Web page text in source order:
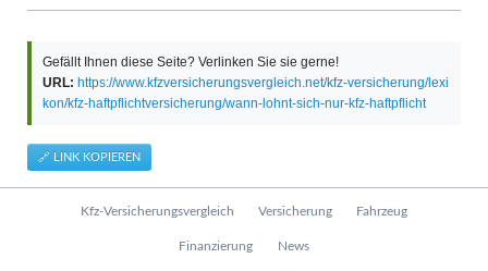
Gefällt Ihnen diese Seite? Verlinken Sie sie gerne!
URL: https://www.kfzversicherungsvergleich.net/kfz-versicherung/lexi
kon/kfz-haftpflichtversicherung/wann-lohnt-sich-nur-kfz-haftpflicht
🔗 LINK KOPIEREN
Kfz-Versicherungsvergleich Versicherung Fahrzeug
Finanzierung News